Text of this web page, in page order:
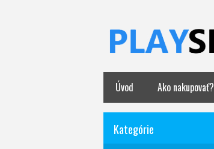
Úvod Ako nakupovať?
Kategórie